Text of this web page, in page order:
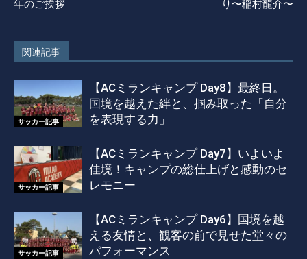
年のご挨拶
り〜稲村龍介〜
関連記事
サッカー記事
【ACミランキャンプ Day8】最終日。
国境を越えた絆と、掴み取った「自分
を表現する力」
サッカー記事
【ACミランキャンプ Day7】いよいよ
佳境！キャンプの総仕上げと感動のセ
レモニー
サッカー記事
【ACミランキャンプ Day6】国境を越
える友情と、観客の前で見せた堂々の
パフォーマンス